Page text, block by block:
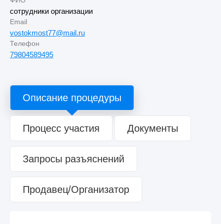
сотрудники организации
Email
vostokmost77@mail.ru
Телефон
79804589495
Описание процедуры
Процесс участия Документы
Запросы разъяснений
Продавец/Организатор